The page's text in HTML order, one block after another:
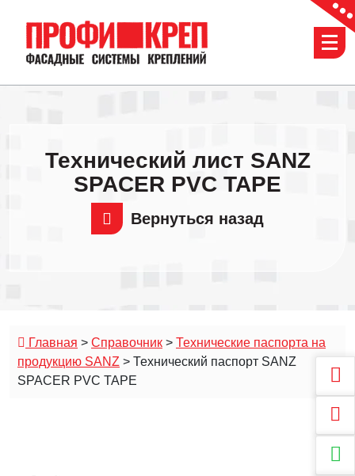
содержимому
Технический лист SANZ
SPACER PVC TAPE
Вернуться назад
Главная > Справочник > Технические паспорта на
продукцию SANZ > Технический паспорт SANZ
SPACER PVC TAPE